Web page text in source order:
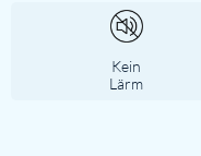
Kein
Lärm